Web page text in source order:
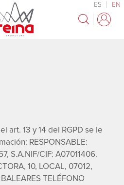
ES EN
art. 13 y 14 del RGPD se le
RESPONSABLE:
S.A.NIF/CIF: A07011406.
10, LOCAL, 07012,
TELÉFONO